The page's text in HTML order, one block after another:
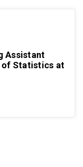
Assistant
of Statistics at